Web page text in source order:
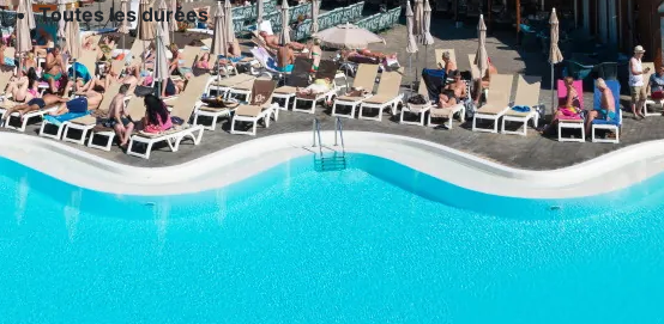
Toutes les durées